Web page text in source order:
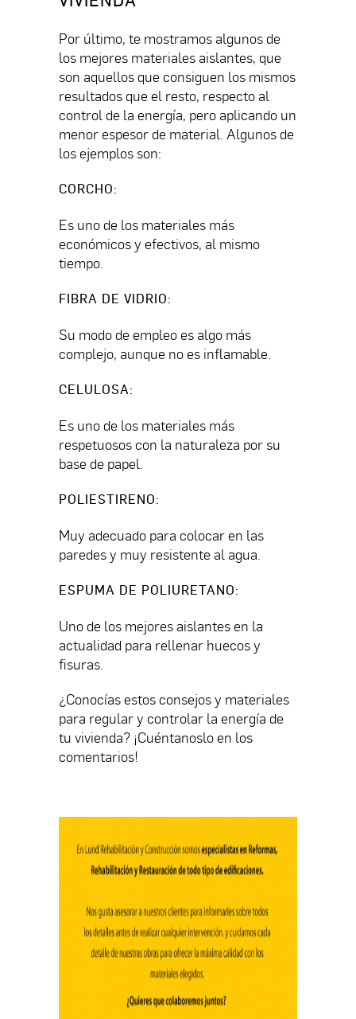
Por último, te mostramos algunos de
los mejores materiales aislantes, que
son aquellos que consiguen los mismos
resultados que el resto, respecto al
control de la energía, pero aplicando un
menor espesor de material. Algunos de
los ejemplos son:
CORCHO:
Es uno de los materiales más
económicos y efectivos, al mismo
tiempo.
FIBRA DE VIDRIO:
Su modo de empleo es algo más
complejo, aunque no es inflamable.
CELULOSA:
Es uno de los materiales más
respetuosos con la naturaleza por su
base de papel.
POLIESTIRENO:
Muy adecuado para colocar en las
paredes y muy resistente al agua.
ESPUMA DE POLIURETANO:
Uno de los mejores aislantes en la
actualidad para rellenar huecos y
fisuras.
¿Conocías estos consejos y materiales
para regular y controlar la energía de
tu vivienda? ¡Cuéntanoslo en los
comentarios!